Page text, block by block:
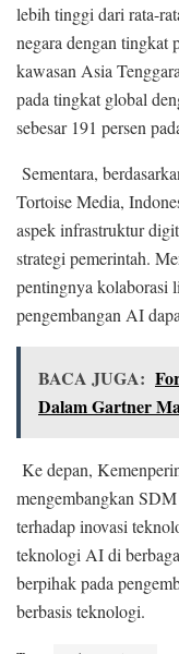
lebih tinggi dari rata-
negara dengan tingkat
kawasan Asia
pada tingkat global
sebesar 191 persen
Sementara,
Tortoise Media,
aspek infrastruktur
strategi pemerintah.
pentingnya kolaborasi
pengembangan AI
BACA JUGA:
Dalam Gartner
Ke depan,
mengembangkan
terhadap inovasi
teknologi AI di
berpihak pada
berbasis teknologi.